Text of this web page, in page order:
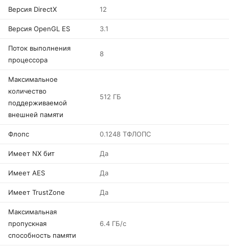
Версия DirectX 12
Версия OpenGL ES 3.1
Поток выполнения
процессора
8
Максимальное
количество
поддерживаемой
внешней памяти
512 ГБ
Флопс 0.1248 ТФЛОПС
Имеет NX бит Да
Имеет AES Да
Имеет TrustZone Да
Максимальная
пропускная
способность памяти
6.4 ГБ/с